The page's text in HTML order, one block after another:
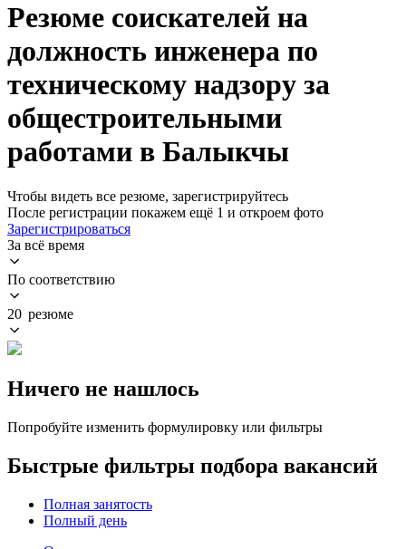
Резюме соискателей на
должность инженера по
техническому надзору за
общестроительными
работами в Балыкчы
Чтобы видеть все резюме, зарегистрируйтесь
После регистрации покажем ещё 1 и откроем фото
Зарегистрироваться
За всё время
По соответствию
20 резюме
Ничего не нашлось
Попробуйте изменить формулировку или фильтры
Быстрые фильтры подбора вакансий
Полная занятость
Полный день